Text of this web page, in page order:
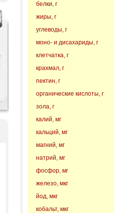
белки, г
жиры, г
углеводы, г
моно- и дисахариды, г
клетчатка, г
крахмал, г
пектин, г
органические кислоты, г
зола, г
калий, мг
кальций, мг
магний, мг
натрий, мг
фосфор, мг
железо, мкг
йод, мкг
кобальт, мкг